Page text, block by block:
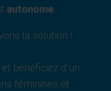
autonome.
la solution !
et bénéficiez d’un
féminines et